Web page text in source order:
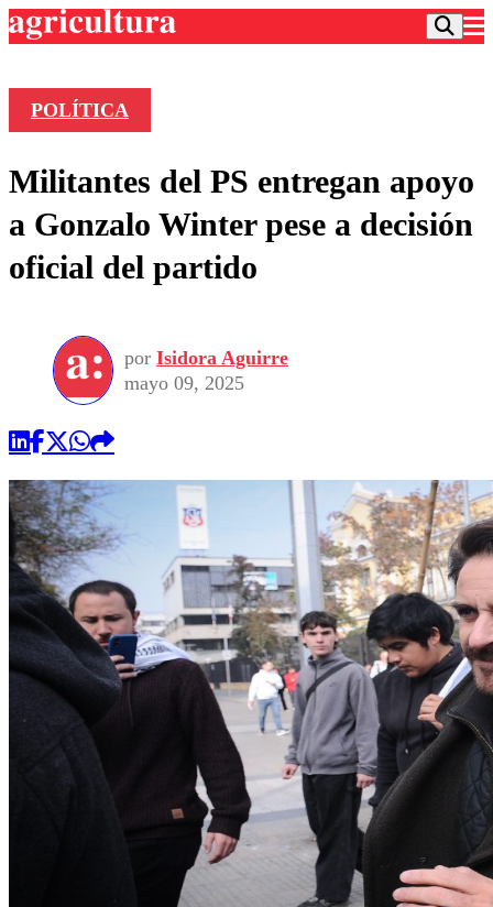
Frecuencias
Agricultura TV
Deportes
Colo Colo
Seleccion Chilena
Torneo Internacional
Universidad de Chile
Entretención
Economía
Internacional
Sustentabilidad
Publicaciones en medios
Opinión
POLÍTICA
Militantes del PS entregan apoyo
a Gonzalo Winter pese a decisión
oficial del partido
por Isidora Aguirre
mayo 09, 2025